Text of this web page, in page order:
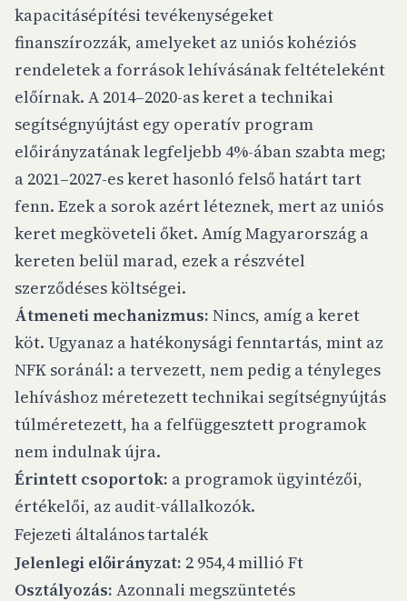
kapacitásépítési tevékenységeket
finanszírozzák, amelyeket az uniós kohéziós
rendeletek a források lehívásának feltételeként
előírnak. A 2014–2020-as keret a technikai
segítségnyújtást egy operatív program
előirányzatának legfeljebb 4%-ában szabta meg;
a 2021–2027-es keret hasonló felső határt tart
fenn. Ezek a sorok azért léteznek, mert az uniós
keret megköveteli őket. Amíg Magyarország a
kereten belül marad, ezek a részvétel
szerződéses költségei.
Átmeneti mechanizmus: Nincs, amíg a keret
köt. Ugyanaz a hatékonysági fenntartás, mint az
NFK soránál: a tervezett, nem pedig a tényleges
lehíváshoz méretezett technikai segítségnyújtás
túlméretezett, ha a felfüggesztett programok
nem indulnak újra.
Érintett csoportok: a programok ügyintézői,
értékelői, az audit-vállalkozók.
Fejezeti általános tartalék
Jelenlegi előirányzat: 2 954,4 millió Ft
Osztályozás: Azonnali megszüntetés